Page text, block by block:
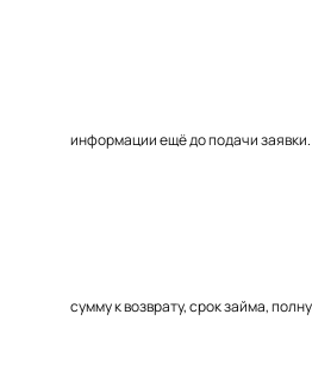
информации ещё до подачи
сумму к возврату, срок займа,